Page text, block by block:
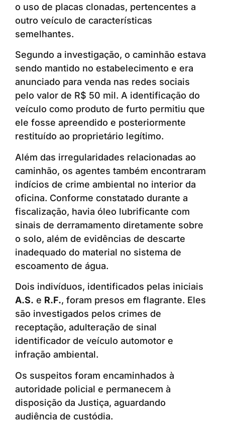
o uso de placas clonadas, pertencentes a
outro veículo de características
semelhantes.
Segundo a investigação, o caminhão estava
sendo mantido no estabelecimento e era
anunciado para venda nas redes sociais
pelo valor de R$ 50 mil. A identificação do
veículo como produto de furto permitiu que
ele fosse apreendido e posteriormente
restituído ao proprietário legítimo.
Além das irregularidades relacionadas ao
caminhão, os agentes também encontraram
indícios de crime ambiental no interior da
oficina. Conforme constatado durante a
fiscalização, havia óleo lubrificante com
sinais de derramamento diretamente sobre
o solo, além de evidências de descarte
inadequado do material no sistema de
escoamento de água.
Dois indivíduos, identificados pelas iniciais
A.S. e R.F., foram presos em flagrante. Eles
são investigados pelos crimes de
receptação, adulteração de sinal
identificador de veículo automotor e
infração ambiental.
Os suspeitos foram encaminhados à
autoridade policial e permanecem à
disposição da Justiça, aguardando
audiência de custódia.